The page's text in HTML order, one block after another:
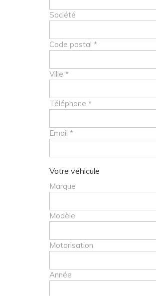
Société
Code postal *
Ville *
Téléphone *
Email *
Votre véhicule
Marque
Modèle
Motorisation
Année